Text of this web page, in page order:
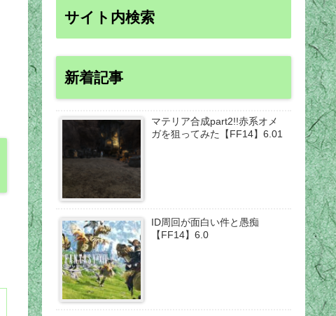
サイト内検索
新着記事
マテリア合成part2!!赤系オメ
ガを狙ってみた【FF14】6.01
ID周回が面白い件と愚痴
【FF14】6.0